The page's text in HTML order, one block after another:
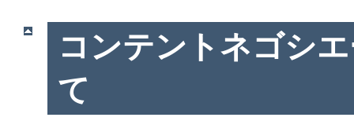
コンテントネゴシ
て